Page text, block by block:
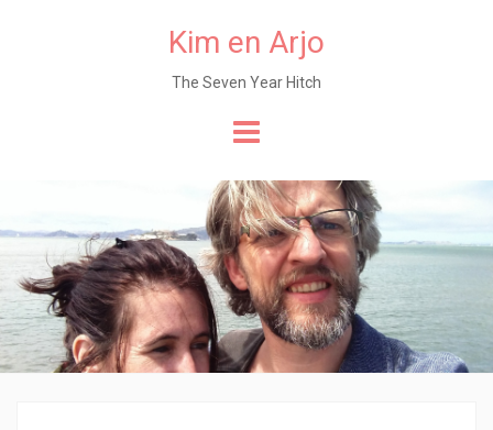
Kim en Arjo
The Seven Year Hitch
content